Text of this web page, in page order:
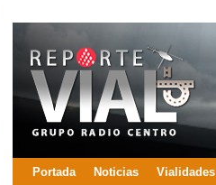
Portada Noticias Vialidades